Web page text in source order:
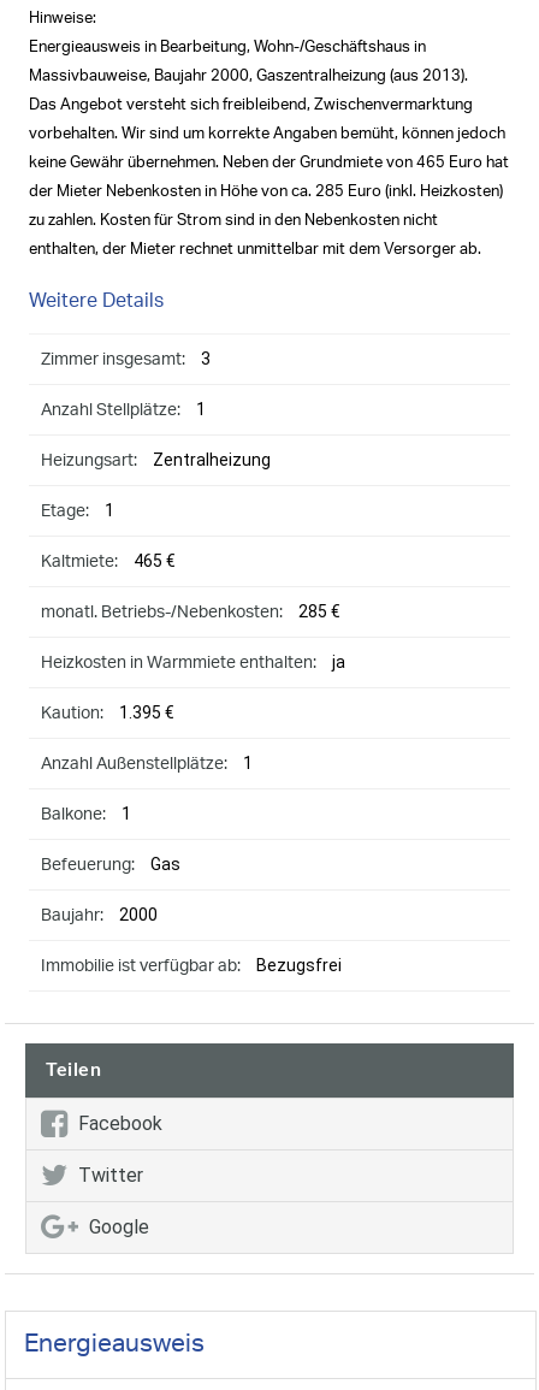
Hinweise:
Energieausweis in Bearbeitung, Wohn-/Geschäftshaus in
Massivbauweise, Baujahr 2000, Gaszentralheizung (aus 2013).
Das Angebot versteht sich freibleibend, Zwischenvermarktung
vorbehalten. Wir sind um korrekte Angaben bemüht, können jedoch
keine Gewähr übernehmen. Neben der Grundmiete von 465 Euro hat
der Mieter Nebenkosten in Höhe von ca. 285 Euro (inkl. Heizkosten)
zu zahlen. Kosten für Strom sind in den Nebenkosten nicht
enthalten, der Mieter rechnet unmittelbar mit dem Versorger ab.
Weitere Details
Zimmer insgesamt: 3
Anzahl Stellplätze: 1
Heizungsart: Zentralheizung
Etage: 1
Kaltmiete: 465 €
monatl. Betriebs-/Nebenkosten: 285 €
Heizkosten in Warmmiete enthalten: ja
Kaution: 1.395 €
Anzahl Außenstellplätze: 1
Balkone: 1
Befeuerung: Gas
Baujahr: 2000
Immobilie ist verfügbar ab: Bezugsfrei
Teilen
Facebook
Twitter
Google
Energieausweis